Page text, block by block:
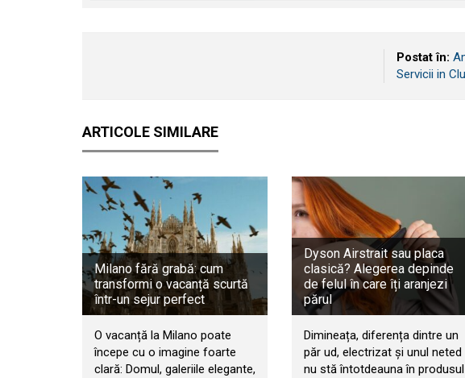
Postat în:
Servicii in
ARTICOLE SIMILARE
Milano fără grabă: cum
transformi o vacanță scurtă
într-un sejur perfect
O vacanță la Milano poate
începe cu o imagine foarte
clară: Domul, galeriile elegante,
Dyson Airstrait sau placa
clasică? Alegerea depinde
de felul în care îți aranjezi
părul
Dimineața, diferența dintre un
păr ud, electrizat și unul neted
nu stă întotdeauna în produsul